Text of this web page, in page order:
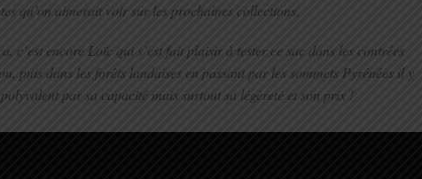
qu’on aimerait voir sur les prochaines collections.
c’est encore Loïc qui s’est fait plaisir à tester ce sac dans les contrées
puis dans les forêts landaises en passant par les sommets Pyrénées il y
par sa capacité mais surtout sa légèreté et son prix !